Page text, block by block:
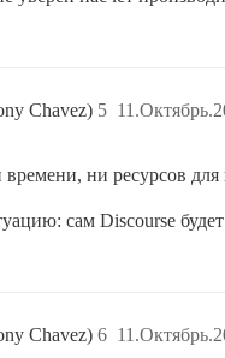
Chavez) 5
ни ресурсов для
сам Discourse
Chavez) 6